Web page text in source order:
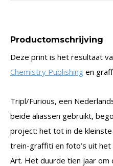
Productomschrijving
Deze print is het resultaat
Chemistry Publishing en
Tripl/Furious, een
beide aliassen gebruikt,
project: het tot in de kleinste
trein-graffiti en foto’s uit het
Art. Het duurde tien jaar